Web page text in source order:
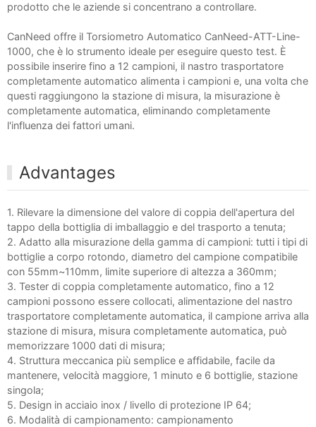
prodotto che le aziende si concentrano a controllare.
CanNeed offre il Torsiometro Automatico CanNeed-ATT-Line-
1000, che è lo strumento ideale per eseguire questo test. È
possibile inserire fino a 12 campioni, il nastro trasportatore
completamente automatico alimenta i campioni e, una volta che
questi raggiungono la stazione di misura, la misurazione è
completamente automatica, eliminando completamente
l'influenza dei fattori umani.
Advantages
1. Rilevare la dimensione del valore di coppia dell'apertura del
tappo della bottiglia di imballaggio e del trasporto a tenuta;
2. Adatto alla misurazione della gamma di campioni: tutti i tipi di
bottiglie a corpo rotondo, diametro del campione compatibile
con 55mm~110mm, limite superiore di altezza a 360mm;
3. Tester di coppia completamente automatico, fino a 12
campioni possono essere collocati, alimentazione del nastro
trasportatore completamente automatica, il campione arriva alla
stazione di misura, misura completamente automatica, può
memorizzare 1000 dati di misura;
4. Struttura meccanica più semplice e affidabile, facile da
mantenere, velocità maggiore, 1 minuto e 6 bottiglie, stazione
singola;
5. Design in acciaio inox / livello di protezione IP 64;
6. Modalità di campionamento: campionamento